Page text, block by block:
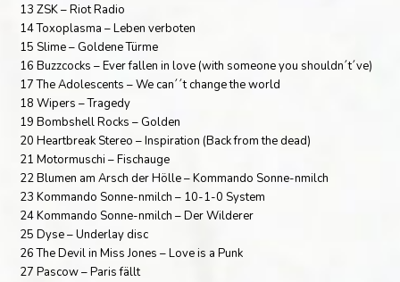
13 ZSK – Riot Radio
14 Toxoplasma – Leben verboten
15 Slime – Goldene Türme
16 Buzzcocks – Ever fallen in love (with someone you shouldn´t´ve)
17 The Adolescents – We can´´t change the world
18 Wipers – Tragedy
19 Bombshell Rocks – Golden
20 Heartbreak Stereo – Inspiration (Back from the dead)
21 Motormuschi – Fischauge
22 Blumen am Arsch der Hölle – Kommando Sonne-nmilch
23 Kommando Sonne-nmilch – 10-1-0 System
24 Kommando Sonne-nmilch – Der Wilderer
25 Dyse – Underlay disc
26 The Devil in Miss Jones – Love is a Punk
27 Pascow – Paris fällt